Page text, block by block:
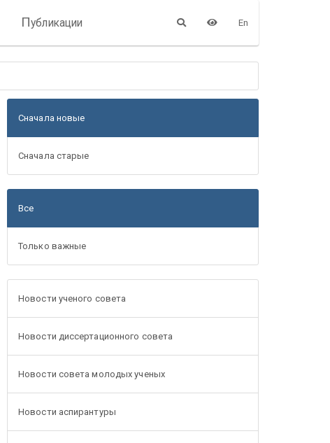
Публикации En
Сначала новые
Сначала старые
Все
Только важные
Новости ученого совета
Новости диссертационного совета
Новости совета молодых ученых
Новости аспирантуры